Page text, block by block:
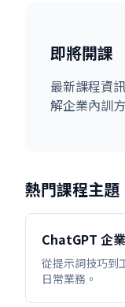
即將開課
最新課程資
解企業內訓
熱門課程主題
ChatGPT 企
從提示詞技巧到
日常業務。